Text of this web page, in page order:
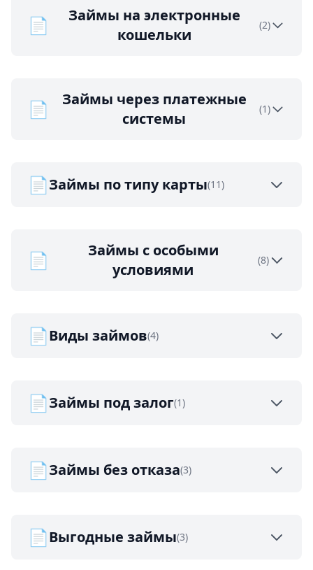
📄
Займы на электронные
кошельки
(2)
📄
Займы через платежные
системы
(1)
📄Займы по типу карты(11)
📄
Займы с особыми
условиями
(8)
📄Виды займов(4)
📄Займы под залог(1)
📄Займы без отказа(3)
📄Выгодные займы(3)